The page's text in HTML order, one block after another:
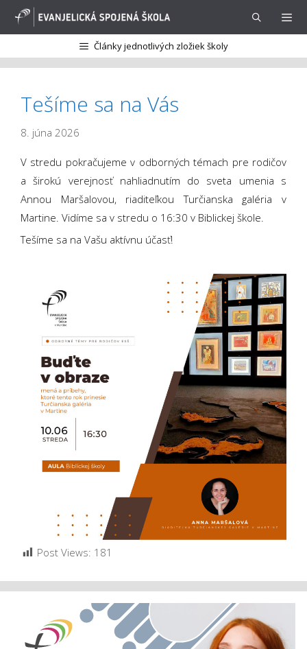
Preskočiť
Články jednotlivých zložiek školy
Tešíme sa na Vás
8. júna 2026
V stredu pokračujeme v odborných témach pre rodičov
a širokú verejnosť nahliadnutím do sveta umenia s
Annou Maršalovou, riaditeľkou Turčianska galéria v
Martine. Vidíme sa v stredu o 16:30 v Biblickej škole.
Tešíme sa na Vašu aktívnu účasť!
Post Views: 181